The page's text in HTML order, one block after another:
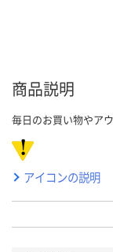
商品説明
毎日のお買い物やア
アイコンの説明